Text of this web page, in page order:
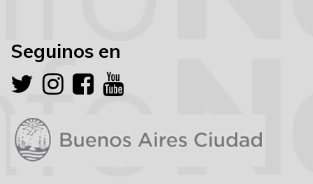
Seguinos en